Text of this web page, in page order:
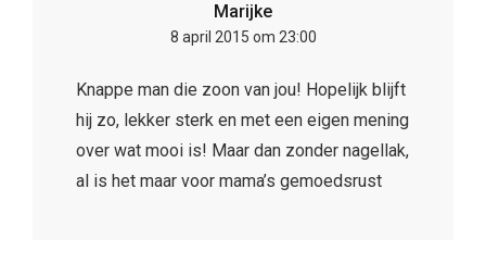
Marijke
8 april 2015 om 23:00
Knappe man die zoon van jou! Hopelijk blijft
hij zo, lekker sterk en met een eigen mening
over wat mooi is! Maar dan zonder nagellak,
al is het maar voor mama’s gemoedsrust